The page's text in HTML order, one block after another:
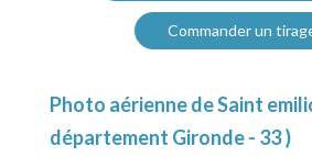
Commander un
Photo aérienne de Saint
département Gironde - 33 )